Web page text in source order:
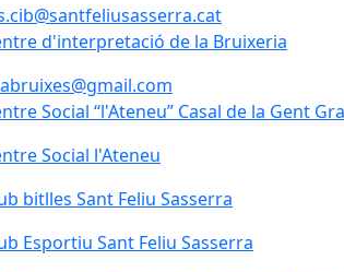
d'interpretació de la Bruixeria
d'interpretació de la Bruixeria
Social “l'Ateneu” Casal de la Gent
Social l'Ateneu
Social l'Ateneu
bitlles Sant Feliu Sasserra
bitlles Sant Feliu Sasserra
Esportiu Sant Feliu Sasserra
Esportiu Sant Feliu Sasserra